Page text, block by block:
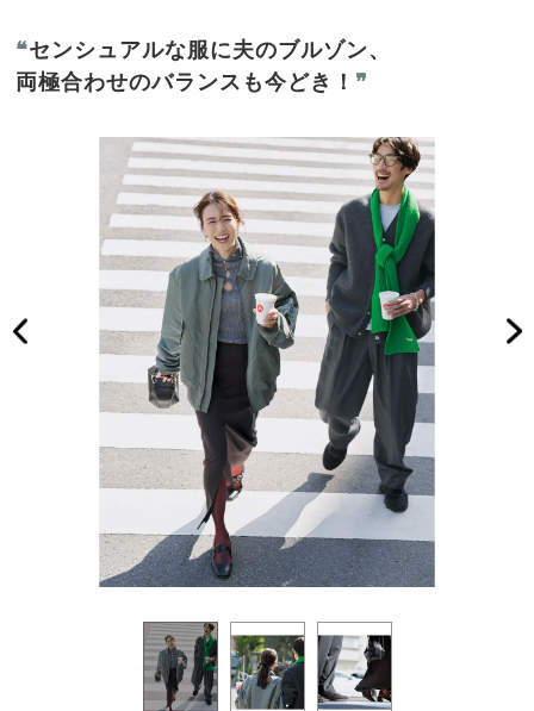
❝センシュアルな服に夫のブルゾン、
両極合わせのバランスも今どき！ ❞